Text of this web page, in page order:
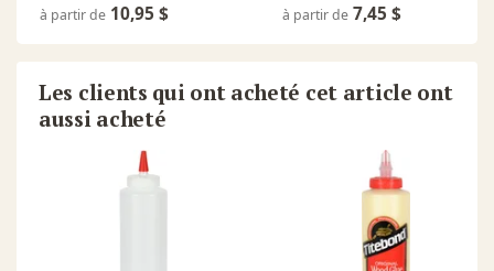
à partir de 10,95 $ à partir de 7,45 $
Les clients qui ont acheté cet article ont
aussi acheté